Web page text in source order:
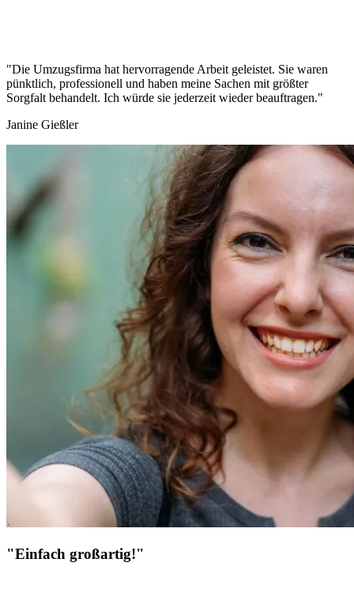
"Die Umzugsfirma hat hervorragende Arbeit geleistet. Sie waren
pünktlich, professionell und haben meine Sachen mit größter
Sorgfalt behandelt. Ich würde sie jederzeit wieder beauftragen."
Janine Gießler
"Einfach großartig!"